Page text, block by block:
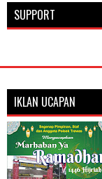
SUPPORT
IKLAN UCAPAN